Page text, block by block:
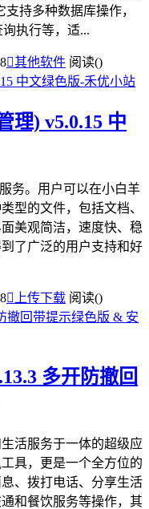
持多种数据库操作，
执行等，适...
其他软件 阅读()
理) v5.0.15 中
务。用户可以在小白羊
型的文件，包括文档、
美观简洁，速度快、稳
了广泛的用户支持和好
 上传下载 阅读()
多开防撤回
活服务于一体的超级应
具，更是一个全方位的
、拨打电话、分享生活
和餐饮服务等操作，其